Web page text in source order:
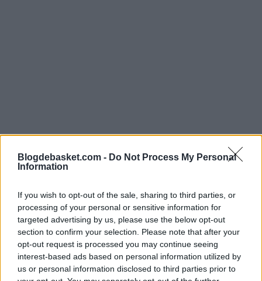
Blogdebasket.com - Do Not Process My Personal
Information
If you wish to opt-out of the sale, sharing to third parties, or
processing of your personal or sensitive information for
targeted advertising by us, please use the below opt-out
section to confirm your selection. Please note that after your
opt-out request is processed you may continue seeing
interest-based ads based on personal information utilized by
us or personal information disclosed to third parties prior to
para demostrar que
cada vez está más extendida esta práctica.En esta
de este tipo , sin la bola en juego, con respecto a la
temporada pasada. Y si aumentamos el rango a
últimos cinco años, la cifra aumenta hasta 16 veces
más. Unos números que demuestran que la
preocupación de Adam Silver es lógica.